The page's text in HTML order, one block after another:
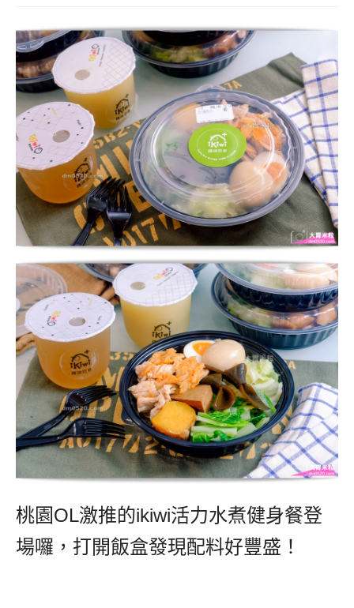
桃園OL激推的ikiwi活力水煮健身餐登
場囉，打開飯盒發現配料好豐盛！